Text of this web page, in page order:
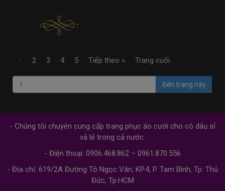
1 2 3 4 5 Tiếp theo » Trang cuối
Đến trang này
- Chúng tôi chuyên cung cấp trang phục áo cưới cho cô dâu sỉ
vả lẻ trong cả nước.
- Điện thoại: 0906.468.862 – 0961.870.556
- Địa chỉ: 619/2A Đường Tô Ngọc Vân, KP.4, P. Tam Bình, Tp. Thủ
Đức, Tp.HCM